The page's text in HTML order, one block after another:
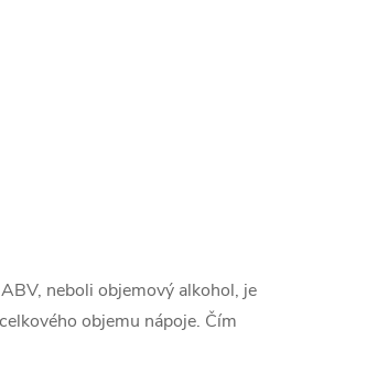
neboli objemový alkohol, je
objemu nápoje. Čím